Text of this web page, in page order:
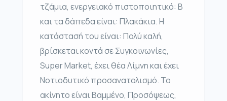
τζάμια, ενεργειακό πιστοποιητικό: Β
και τα δάπεδα είναι: Πλακάκια. Η
κατάστασή του είναι: Πολύ καλή,
βρίσκεται κοντά σε Συγκοινωνίες,
Super Market, έχει θέα Λίμνη και έχει
Νοτιοδυτικό προσανατολισμό. Το
ακίνητο είναι Βαμμένο, Προσόψεως,